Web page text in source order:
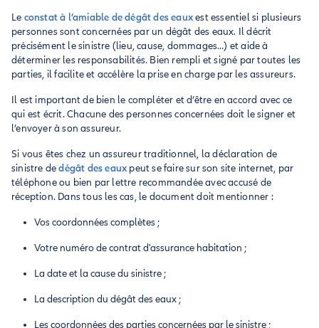
Le constat à l’amiable de dégât des eauxest essentiel si plusieurs
personnes sont concernées par un dégât des eaux. Il décrit
précisément le sinistre (lieu, cause, dommages…) et aide à
déterminer les responsabilités. Bien rempli et signé par toutes les
parties, il facilite et accélère la prise en charge par les assureurs.
Il est important de bien le compléter et d’être en accord avec ce
qui est écrit. Chacune des personnes concernées doit le signer et
l’envoyer à son assureur.
Si vous êtes chez un assureur traditionnel, la déclaration de
sinistre dedégât des eaux peut se faire sur son site internet, par
téléphone ou bien par lettre recommandée avec accusé de
réception. Dans tous les cas, le document doit mentionner :
Vos coordonnées complètes ;
Votre numéro de contrat d'assurance habitation ;
La date et la cause du sinistre ;
La description du dégât des eaux ;
Les coordonnées des parties concernées par le sinistre ;